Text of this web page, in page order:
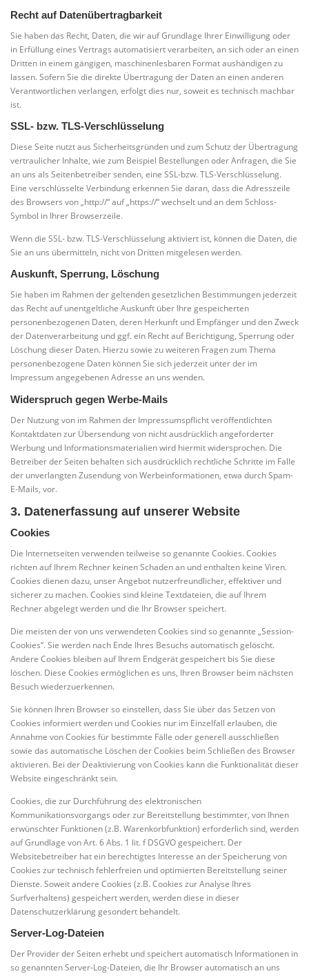
Recht auf Datenübertragbarkeit
Sie haben das Recht, Daten, die wir auf Grundlage Ihrer Einwilligung oder
in Erfüllung eines Vertrags automatisiert verarbeiten, an sich oder an einen
Dritten in einem gängigen, maschinenlesbaren Format aushändigen zu
lassen. Sofern Sie die direkte Übertragung der Daten an einen anderen
Verantwortlichen verlangen, erfolgt dies nur, soweit es technisch machbar
ist.
SSL- bzw. TLS-Verschlüsselung
Diese Seite nutzt aus Sicherheitsgründen und zum Schutz der Übertragung
vertraulicher Inhalte, wie zum Beispiel Bestellungen oder Anfragen, die Sie
an uns als Seitenbetreiber senden, eine SSL-bzw. TLS-Verschlüsselung.
Eine verschlüsselte Verbindung erkennen Sie daran, dass die Adresszeile
des Browsers von „http://“ auf „https://“ wechselt und an dem Schloss-
Symbol in Ihrer Browserzeile.
Wenn die SSL- bzw. TLS-Verschlüsselung aktiviert ist, können die Daten, die
Sie an uns übermitteln, nicht von Dritten mitgelesen werden.
Auskunft, Sperrung, Löschung
Sie haben im Rahmen der geltenden gesetzlichen Bestimmungen jederzeit
das Recht auf unentgeltliche Auskunft über Ihre gespeicherten
personenbezogenen Daten, deren Herkunft und Empfänger und den Zweck
der Datenverarbeitung und ggf. ein Recht auf Berichtigung, Sperrung oder
Löschung dieser Daten. Hierzu sowie zu weiteren Fragen zum Thema
personenbezogene Daten können Sie sich jederzeit unter der im
Impressum angegebenen Adresse an uns wenden.
Widerspruch gegen Werbe-Mails
Der Nutzung von im Rahmen der Impressumspflicht veröffentlichten
Kontaktdaten zur Übersendung von nicht ausdrücklich angeforderter
Werbung und Informationsmaterialien wird hiermit widersprochen. Die
Betreiber der Seiten behalten sich ausdrücklich rechtliche Schritte im Falle
der unverlangten Zusendung von Werbeinformationen, etwa durch Spam-
E-Mails, vor.
3. Datenerfassung auf unserer Website
Cookies
Die Internetseiten verwenden teilweise so genannte Cookies. Cookies
richten auf Ihrem Rechner keinen Schaden an und enthalten keine Viren.
Cookies dienen dazu, unser Angebot nutzerfreundlicher, effektiver und
sicherer zu machen. Cookies sind kleine Textdateien, die auf Ihrem
Rechner abgelegt werden und die Ihr Browser speichert.
Die meisten der von uns verwendeten Cookies sind so genannte „Session-
Cookies“. Sie werden nach Ende Ihres Besuchs automatisch gelöscht.
Andere Cookies bleiben auf Ihrem Endgerät gespeichert bis Sie diese
löschen. Diese Cookies ermöglichen es uns, Ihren Browser beim nächsten
Besuch wiederzuerkennen.
Sie können Ihren Browser so einstellen, dass Sie über das Setzen von
Cookies informiert werden und Cookies nur im Einzelfall erlauben, die
Annahme von Cookies für bestimmte Fälle oder generell ausschließen
sowie das automatische Löschen der Cookies beim Schließen des Browser
aktivieren. Bei der Deaktivierung von Cookies kann die Funktionalität dieser
Website eingeschränkt sein.
Cookies, die zur Durchführung des elektronischen
Kommunikationsvorgangs oder zur Bereitstellung bestimmter, von Ihnen
erwünschter Funktionen (z.B. Warenkorbfunktion) erforderlich sind, werden
auf Grundlage von Art. 6 Abs. 1 lit. f DSGVO gespeichert. Der
Websitebetreiber hat ein berechtigtes Interesse an der Speicherung von
Cookies zur technisch fehlerfreien und optimierten Bereitstellung seiner
Dienste. Soweit andere Cookies (z.B. Cookies zur Analyse Ihres
Surfverhaltens) gespeichert werden, werden diese in dieser
Datenschutzerklärung gesondert behandelt.
Server-Log-Dateien
Der Provider der Seiten erhebt und speichert automatisch Informationen in
so genannten Server-Log-Dateien, die Ihr Browser automatisch an uns